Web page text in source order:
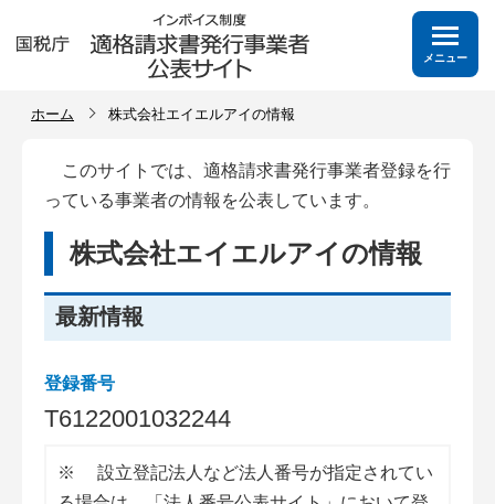
メニュー
ホーム 株式会社エイエルアイの情報
このサイトでは、適格請求書発行事業者登録を行
っている事業者の情報を公表しています。
株式会社エイエルアイの情報
最新情報
登録番号
T6122001032244
※
設立登記法人など法人番号が指定されてい